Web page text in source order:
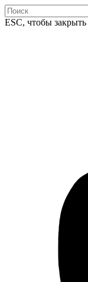
ESC, чтобы закрыть